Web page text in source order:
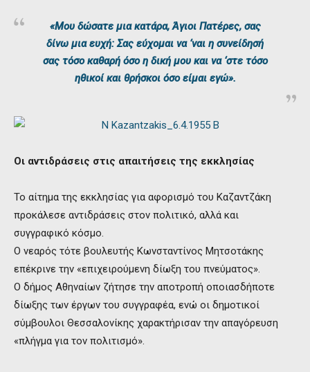
«Μου δώσατε μια κατάρα, Άγιοι Πατέρες, σας
δίνω μια ευχή: Σας εύχομαι να ‘ναι η συνείδησή
σας τόσο καθαρή όσο η δική μου και να ‘στε τόσο
ηθικοί και θρήσκοι όσο είμαι εγώ».
Οι αντιδράσεις στις απαιτήσεις της εκκλησίας
Το αίτημα της εκκλησίας για αφορισμό του Καζαντζάκη
προκάλεσε αντιδράσεις στον πολιτικό, αλλά και
συγγραφικό κόσμο.
Ο νεαρός τότε βουλευτής Κωνσταντίνος Μητσοτάκης
επέκρινε την «επιχειρούμενη δίωξη του πνεύματος».
Ο δήμος Αθηναίων ζήτησε την αποτροπή οποιασδήποτε
δίωξης των έργων του συγγραφέα, ενώ οι δημοτικοί
σύμβουλοι Θεσσαλονίκης χαρακτήρισαν την απαγόρευση
«πλήγμα για τον πολιτισμό».